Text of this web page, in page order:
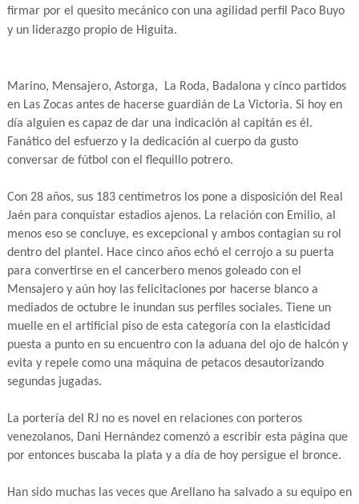
firmar por el quesito mecánico con una agilidad perfil Paco Buyo
y un liderazgo propio de Higuita.
Marino, Mensajero, Astorga, La Roda, Badalona y cinco partidos
en Las Zocas antes de hacerse guardián de La Victoria. Si hoy en
día alguien es capaz de dar una indicación al capitán es él.
Fanático del esfuerzo y la dedicación al cuerpo da gusto
conversar de fútbol con el flequillo potrero.
Con 28 años, sus 183 centímetros los pone a disposición del Real
Jaén para conquistar estadios ajenos. La relación con Emilio, al
menos eso se concluye, es excepcional y ambos contagian su rol
dentro del plantel. Hace cinco años echó el cerrojo a su puerta
para convertirse en el cancerbero menos goleado con el
Mensajero y aún hoy las felicitaciones por hacerse blanco a
mediados de octubre le inundan sus perfiles sociales. Tiene un
muelle en el artificial piso de esta categoría con la elasticidad
puesta a punto en su encuentro con la aduana del ojo de halcón y
evita y repele como una máquina de petacos desautorizando
segundas jugadas.
La portería del RJ no es novel en relaciones con porteros
venezolanos, Dani Hernández comenzó a escribir esta página que
por entonces buscaba la plata y a día de hoy persigue el bronce.
Han sido muchas las veces que Arellano ha salvado a su equipo en